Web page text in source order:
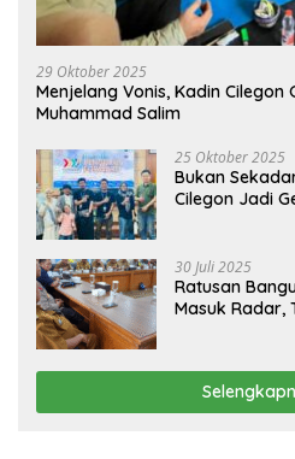
29 Oktober 2025
Menjelang Vonis, Kadin Cilegon
Muhammad Salim
25 Oktober 2025
Bukan
Cilegon Jadi
30 Juli 2025
Ratusan
Masuk Radar,